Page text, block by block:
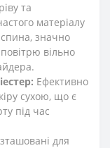
та
матеріалу
значно
вільно
Ефективно
сухою, що є
під час
для